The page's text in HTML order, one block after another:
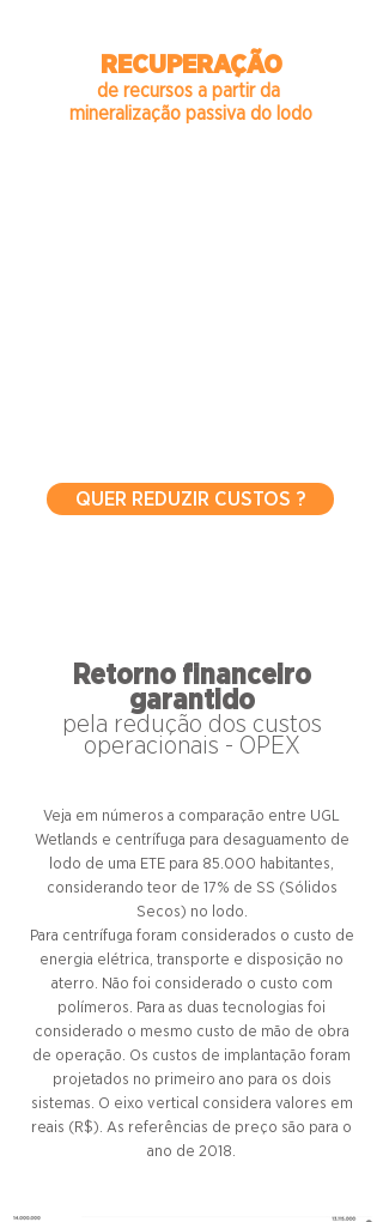
RECUPERAÇÃO
de recursos a partir da
mineralização passiva do lodo
QUER REDUZIR CUSTOS ?
Retorno financeiro
garantido
pela redução dos custos
operacionais - OPEX
Veja em números a comparação entre UGL
Wetlands e centrífuga para desaguamento de
lodo de uma ETE para 85.000 habitantes,
considerando teor de 17% de SS (Sólidos
Secos) no lodo.
Para centrífuga foram considerados o custo de
energia elétrica, transporte e disposição no
aterro. Não foi considerado o custo com
polímeros. Para as duas tecnologias foi
considerado o mesmo custo de mão de obra
de operação. Os custos de implantação foram
projetados no primeiro ano para os dois
sistemas. O eixo vertical considera valores em
reais (R$). As referências de preço são para o
ano de 2018.